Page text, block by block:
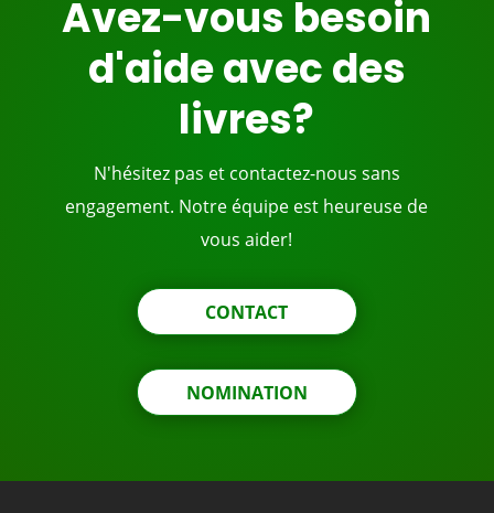
Avez-vous besoin
d'aide avec des
livres?
N'hésitez pas et contactez-nous sans
engagement. Notre équipe est heureuse de
vous aider!
CONTACT
NOMINATION